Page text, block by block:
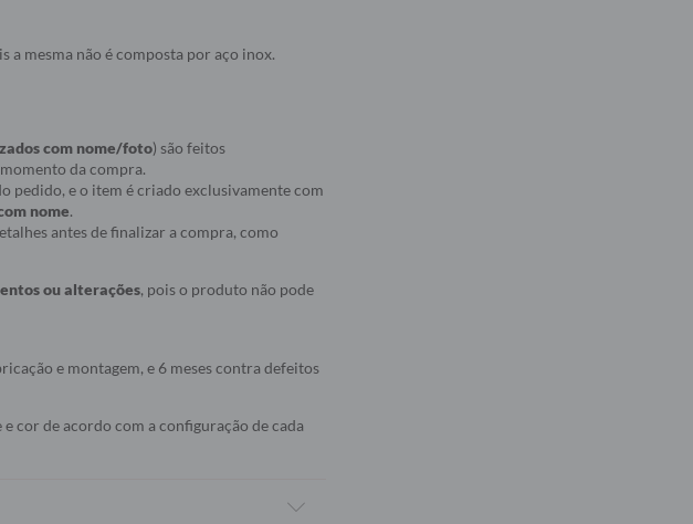
a mesma não é composta por aço inox.
com nome/foto) são feitos
da compra.
pedido, e o item é criado exclusivamente com
nome.
antes de finalizar a compra, como
ou alterações, pois o produto não pode
e montagem, e 6 meses contra defeitos
cor de acordo com a configuração de cada